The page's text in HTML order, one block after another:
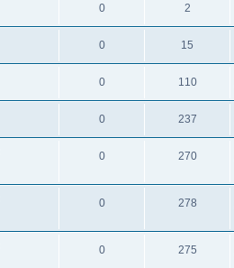
0 2
0 15
0 110
0 237
0 270
0 278
0 275